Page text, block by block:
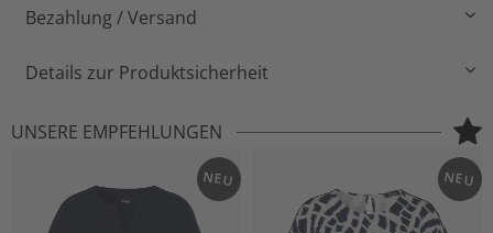
Bezahlung / Versand
Details zur Produktsicherheit
UNSERE EMPFEHLUNGEN
NEU NEU